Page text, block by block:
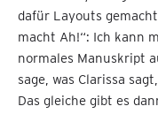
dafür Layouts
macht Ah!“: Ich kann
normales Manuskript
sage, was Clarissa
Das gleiche gibt es